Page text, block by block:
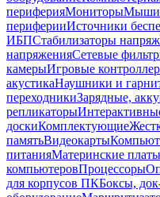
периферияМониторыМыши
периферииИсточники
ИБПСтабилизаторы
напряженияСетевые
камерыИгровые
акустикаНаушники и
переходникиЗарядные,
репликаторы
доскиКомплектующие
памятьВидеокарты
питанияМатеринские платы
компьютеровПроцессоры
для корпусов ПКБоксы,